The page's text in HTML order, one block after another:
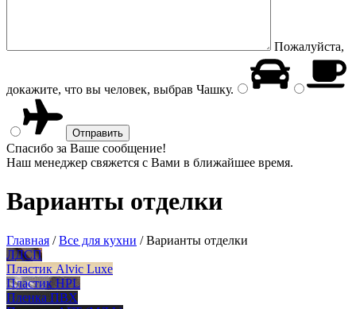
Пожалуйста,
докажите, что вы человек, выбрав Чашку.
Спасибо за Ваше сообщение!
Наш менеджер свяжется с Вами в ближайшее время.
Варианты отделки
Главная /Все для кухни /Варианты отделки
ЛДСП
Пластик Alvic Luxe
Пластик HPL
Пленка ПВХ